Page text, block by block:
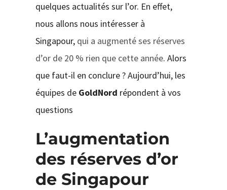
quelques actualités sur l’or. En effet,
nous allons nous intéresser à
Singapour, qui a augmenté ses réserves
d’or de 20 % rien que cette année. Alors
que faut-il en conclure ? Aujourd’hui, les
équipes de GoldNord répondent à vos
questions
L’augmentation
des réserves d’or
de Singapour